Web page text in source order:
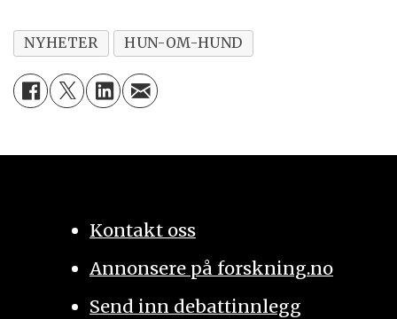
NYHETER HUN-OM-HUND
Kontakt oss
Annonsere på forskning.no
Send inn debattinnlegg